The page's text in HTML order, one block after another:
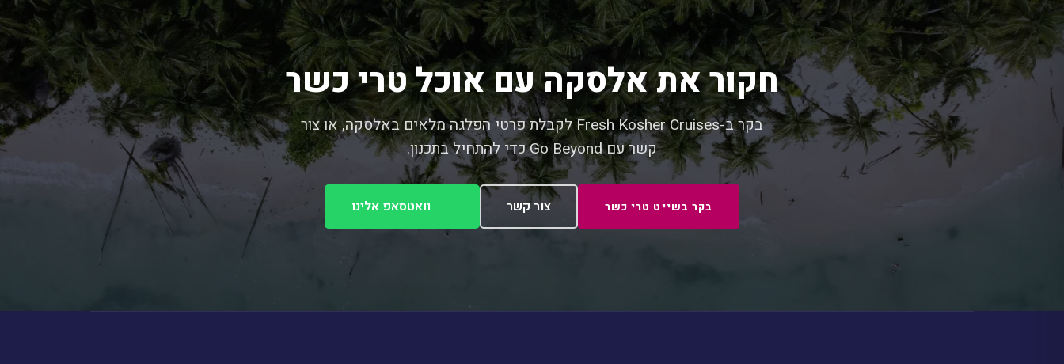
חקור את אלסקה עם אוכל טרי כשר
בקר ב-Fresh Kosher Cruises לקבלת פרטי הפלגה מלאים באלסקה, או צור
קשר עם Go Beyond כדי להתחיל בתכנון.
בקר בשייט טרי כשר צור קשר וואטסאפ אלינו